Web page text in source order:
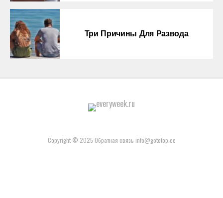
Три Причины Для Развода
Copyright © 2025 Обратная связь info@gototop.ee